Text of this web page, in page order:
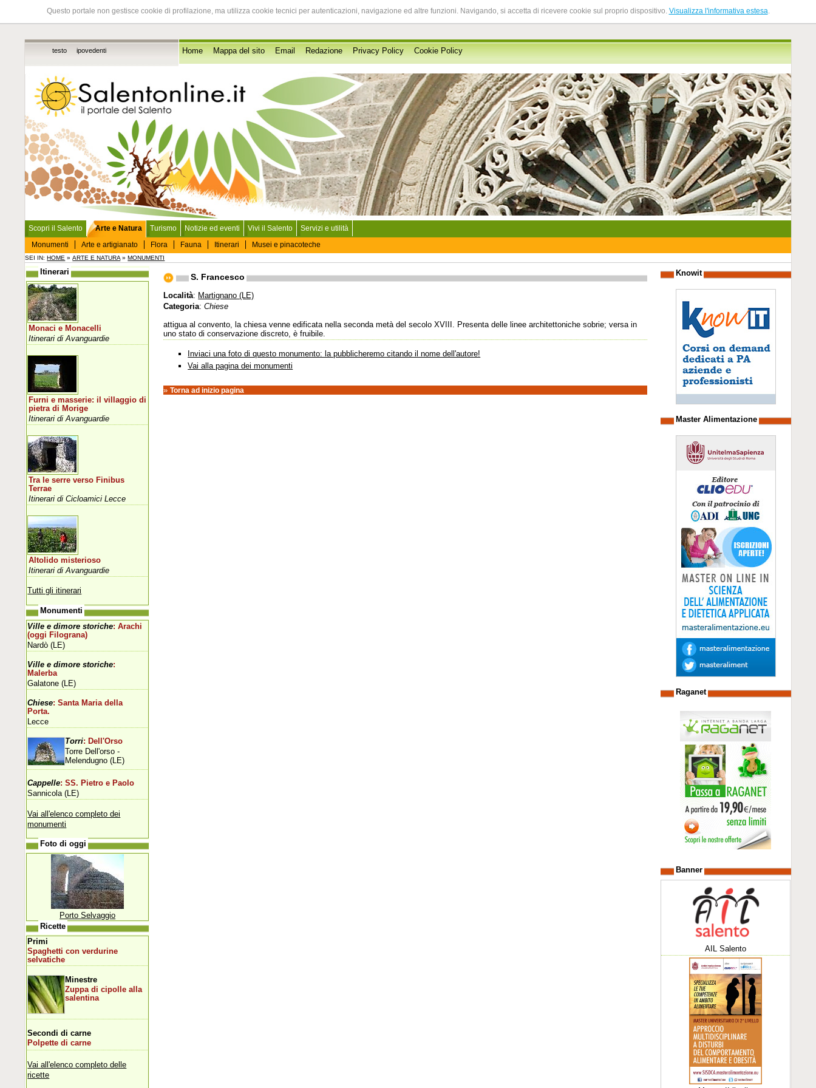
Questo portale non gestisce cookie di profilazione, ma utilizza cookie tecnici per autenticazioni, navigazione ed altre funzioni. Navigando, si accetta di ricevere cookie sul proprio dispositivo. Visualizza l'informativa estesa.
testo ipovedenti Home Mappa del sito Email Redazione Privacy Policy Cookie Policy
Scopri il Salento
Arte e Natura
Monumenti
Arte e artigianato Flora Fauna Itinerari Musei e pinacoteche
Turismo Notizie ed eventi Vivi il Salento Servizi e utilità
SEI IN:HOME »ARTE E NATURA »MONUMENTI
S. Francesco
Località: Martignano (LE)
Categoria:Chiese
attigua al convento, la chiesa venne edificata nella seconda metà del secolo XVIII. Presenta delle linee architettoniche sobrie; versa in
uno stato di conservazione discreto, è fruibile.
Inviaci una foto di questo monumento: la pubblicheremo citando il nome dell'autore!
Vai alla pagina dei monumenti
»Torna ad inizio pagina
Itinerari
Monaci e Monacelli
Itinerari di Avanguardie
Furni e masserie: il villaggio di
pietra di Morige
Itinerari di Avanguardie
Tra le serre verso Finibus
Terrae
Itinerari di Cicloamici Lecce
Altolido misterioso
Itinerari di Avanguardie
Tutti gli itinerari
Monumenti
Ville e dimore storiche: Arachi
(oggi Filograna)
Nardò (LE)
Ville e dimore storiche:
Malerba
Galatone (LE)
Chiese: Santa Maria della
Porta.
Lecce
Torri: Dell'Orso
Torre Dell'orso -
Melendugno (LE)
Cappelle: SS. Pietro e Paolo
Sannicola (LE)
Vai all'elenco completo dei
monumenti
Foto di oggi
Porto Selvaggio
Ricette
Primi
Spaghetti con verdurine
selvatiche
Minestre
Zuppa di cipolle alla
salentina
Secondi di carne
Polpette di carne
Vai all'elenco completo delle
ricette
Knowit
Master Alimentazione
Raganet
Banner
AIL Salento